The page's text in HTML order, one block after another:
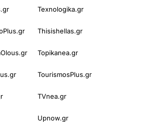
Texnologika.gr
Thisishellas.gr
Topikanea.gr
TourismosPlus.gr
TVnea.gr
Upnow.gr